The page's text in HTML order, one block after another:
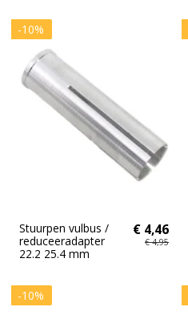
-10%
Stuurpen vulbus /
reduceeradapter
22.2 25.4 mm
€ 4,46
€ 4,95
-10%